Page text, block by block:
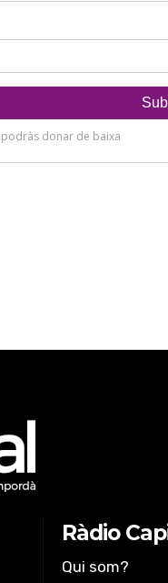
Ràdio
Qui som?